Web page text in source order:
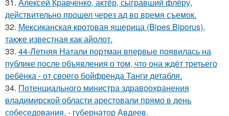
действительно прошел через ад во время съемок.
32. Мексиканская кротовая ящерица (Bipes Biporus),
также известная как айолот.
33. 44-Летняя Натали портман впервые появилась на
публике после объявления о том, что она ждёт третьего
ребёнка - от своего бойфренда Танги детабля.
34. Потенциального министра здравоохранения
владимирской области арестовали прямо в день
собеседования, - губернатор Авдеев.